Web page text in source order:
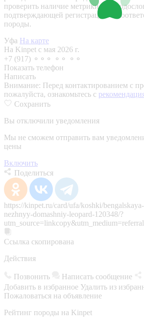
проверить наличие метрики или
подтверждающей регистрацию и
породы.
Уфа На карте
На Kinpet c мая 2026 г.
+7 (917) ⚬⚬⚬ ⚬⚬ ⚬⚬
Показать телефон
Написать
Внимание: Перед контактированием с
пожалуйста, ознакомьтесь с
Сохранить
Вы отключили уведомления
Мы не сможем отправить вам
цены
Включить
Поделиться
https://kinpet.ru/card/ufa/koshki/
nezhnyy-domashniy-leopard-120348/?
Ссылка скопирована
Действия
Позвонить Написать сообщение
Добавить в избранное Удалить из
Пожаловаться на объявление
Рейтинг породы на Kinpet